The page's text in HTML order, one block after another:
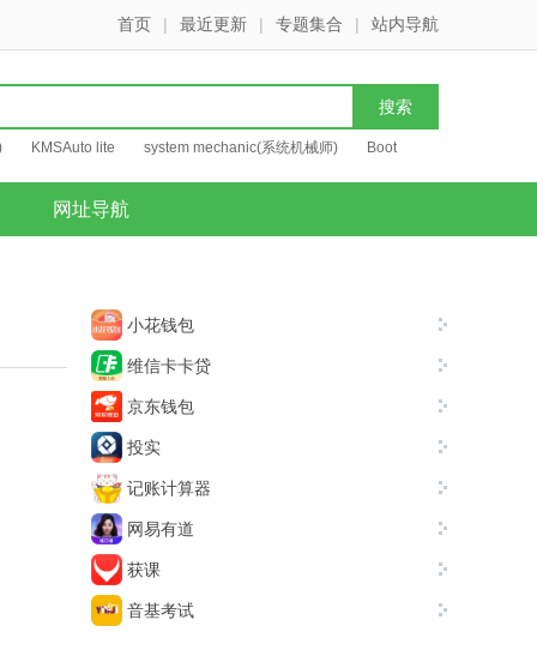
首页 | 最近更新 | 专题集合 | 站内导航
KMSAuto lite system mechanic(系统机械师) Boot
网址导航
小花钱包
维信卡卡贷
京东钱包
投实
记账计算器
网易有道
获课
音基考试